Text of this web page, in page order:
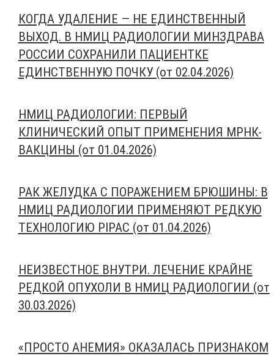
КОГДА УДАЛЕНИЕ — НЕ ЕДИНСТВЕННЫЙ
ВЫХОД. В НМИЦ РАДИОЛОГИИ МИНЗДРАВА
РОССИИ СОХРАНИЛИ ПАЦИЕНТКЕ
ЕДИНСТВЕННУЮ ПОЧКУ (от 02.04.2026)
НМИЦ РАДИОЛОГИИ: ПЕРВЫЙ
КЛИНИЧЕСКИЙ ОПЫТ ПРИМЕНЕНИЯ МРНК-
ВАКЦИНЫ (от 01.04.2026)
РАК ЖЕЛУДКА С ПОРАЖЕНИЕМ БРЮШИНЫ: В
НМИЦ РАДИОЛОГИИ ПРИМЕНЯЮТ РЕДКУЮ
ТЕХНОЛОГИЮ PIPAC (от 01.04.2026)
НЕИЗВЕСТНОЕ ВНУТРИ. ЛЕЧЕНИЕ КРАЙНЕ
РЕДКОЙ ОПУХОЛИ В НМИЦ РАДИОЛОГИИ (от
30.03.2026)
«ПРОСТО АНЕМИЯ» ОКАЗАЛАСЬ ПРИЗНАКОМ